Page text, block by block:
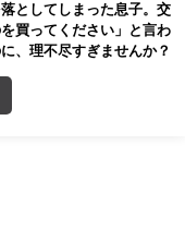
としてしまった息子。交
買ってください」と言わ
、理不尽すぎませんか？